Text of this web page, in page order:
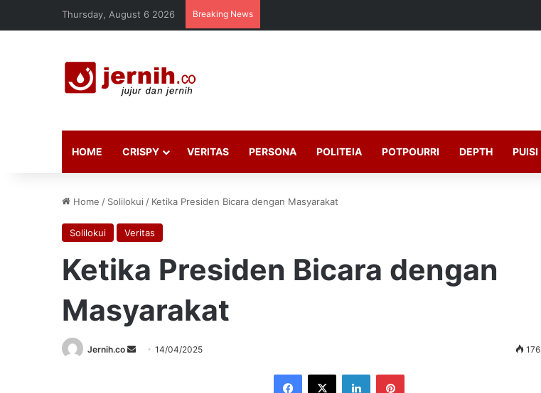
Thursday, August 6 2026 Breaking News
HOME CRISPY VERITAS PERSONA POLITEIA POTPOURRI DEPTH PUISI
Home / Solilokui / Ketika Presiden Bicara dengan Masyarakat
Solilokui Veritas
Ketika Presiden Bicara dengan
Masyarakat
Jernih.co
Send14/04/2025 176
Facebook
X LinkedInPinterest